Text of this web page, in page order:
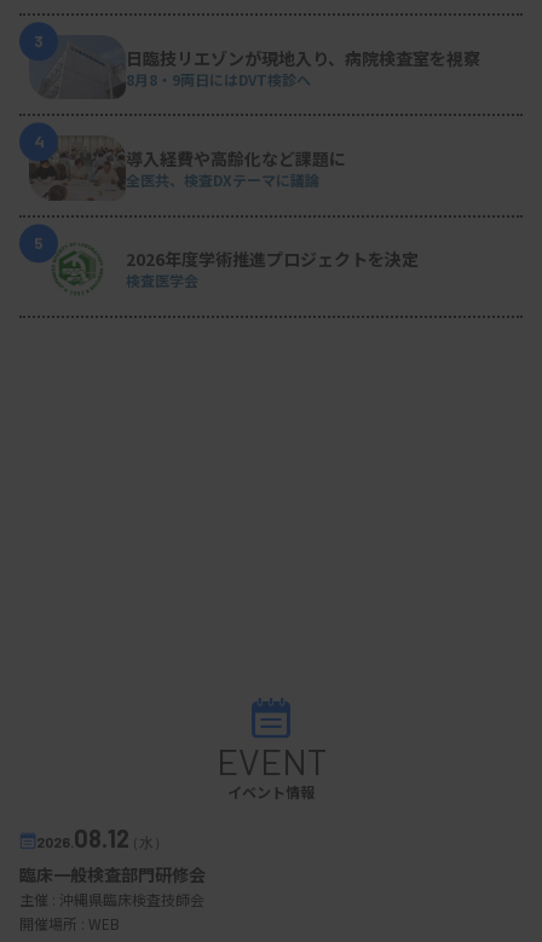
3
日臨技リエゾンが現地入り、病院検査室を視察
8月8・9両日にはDVT検診へ
4
導入経費や高齢化など課題に
全医共、検査DXテーマに議論
5
2026年度学術推進プロジェクトを決定
検査医学会
EVENT
イベント情報
2026. 08.12（水）
臨床一般検査部門研修会
主催 : 沖縄県臨床検査技師会
開催場所 : WEB